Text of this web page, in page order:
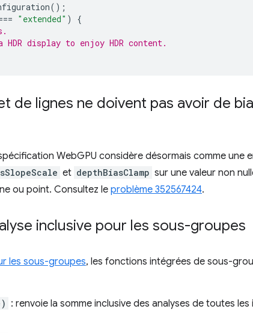
();
"extended" )
{
display to enjoy HDR content.
de lignes ne doivent pas avoir de
WebGPU considère désormais comme une
et depthBiasClamp sur une valeur non
ou point. Consultez le problème 352567424.
inclusive pour les sous-groupes
les sous-groupes, les fonctions intégrées de sous-
: renvoie la somme inclusive des analyses de toutes